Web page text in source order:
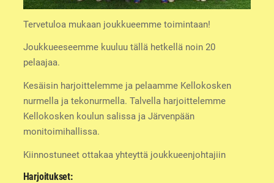
Tervetuloa mukaan joukkueemme toimintaan!
Joukkueeseemme kuuluu tällä hetkellä noin 20
pelaajaa.
Kesäisin harjoittelemme ja pelaamme Kellokosken
nurmella ja tekonurmella. Talvella harjoittelemme
Kellokosken koulun salissa ja Järvenpään
monitoimihallissa.
Kiinnostuneet ottakaa yhteyttä joukkueenjohtajiin
Harjoitukset: